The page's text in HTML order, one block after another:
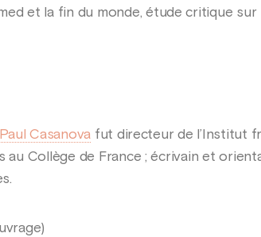
et la fin du monde, étude critique sur
Paul Casanova fut directeur de l’Institut
au Collège de France ; écrivain et